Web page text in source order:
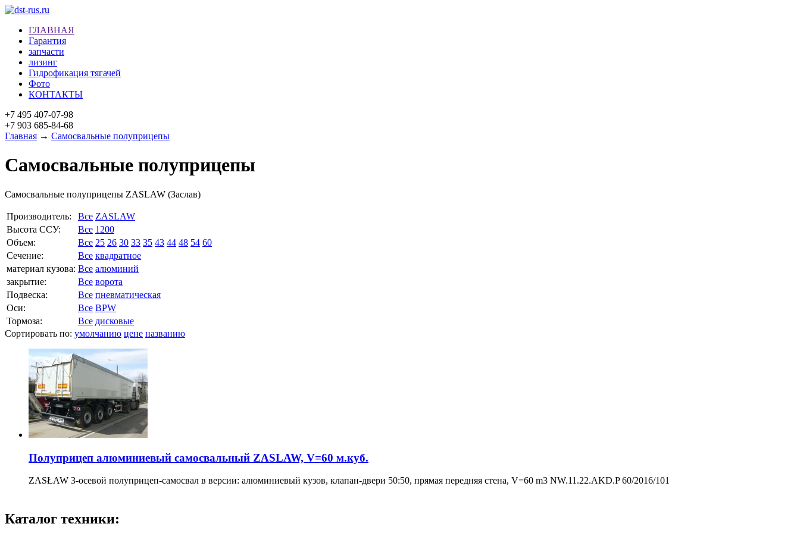
ГЛАВНАЯ
Гарантия
запчасти
лизинг
Гидрофикация тягачей
Фото
КОНТАКТЫ
+7 495 407-07-98
+7 903 685-84-68
Главная → Самосвальные полуприцепы
Самосвальные полуприцепы
Самосвальные полуприцепы ZASLAW (Заслав)
Производитель: Все ZASLAW
Высота ССУ:
Все 1200
Объем:
Все 25 26 30 33 35 43 44 48 54 60
Сечение:
Все квадратное
материал кузова: Все алюминий
закрытие:
Все ворота
Подвеска:
Все пневматическая
Оси:
Все BPW
Тормоза:
Все дисковые
Сортировать по: умолчанию цене названию
Полуприцеп алюминиевый самосвальный ZASLAW, V=60 м.куб.
ZASŁAW 3-осевой полуприцеп-самосвал в версии: алюминиевый кузов, клапан-двери 50:50, прямая передняя стена, V=60 m3 NW.11.22.AKD.P 60/2016/101
Каталог техники: